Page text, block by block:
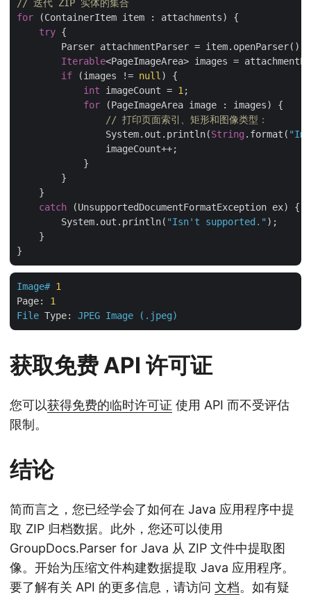
// 迭代 ZIP 实体的集合
for (ContainerItem item : attachments) {
try {
        Parser attachmentParser = item.openParser();
Iterable<PageImageArea> images =
if (images != null ) {
int imageCount = 1 ;
for (PageImageArea image : images) {
// 打印页面索引、矩形和图像类型：
                System.out.println(
String .format(
                imageCount++;
            }
        }
    }
catch (UnsupportedDocumentFormatException ex) {
        System.out.println(
"Isn't supported." );
    }
Image# 1
Page:
1
File Type: JPEG Image (.jpeg)
获取免费 API 许可证
您可以获得免费的临时许可证 使用 API 而不受评估
限制。
结论
简而言之，您已经学会了如何在 Java 应用程序中提
取 ZIP 归档数据。此外，您还可以使用
GroupDocs.Parser for Java 从 ZIP 文件中提取图
像。开始为压缩文件构建数据提取 Java 应用程序。
要了解有关 API 的更多信息，请访问 文档。如有疑